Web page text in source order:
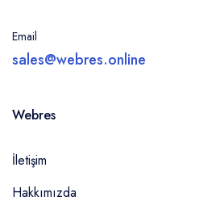
Email
sales@webres.online
Webres
İletişim
Hakkımızda